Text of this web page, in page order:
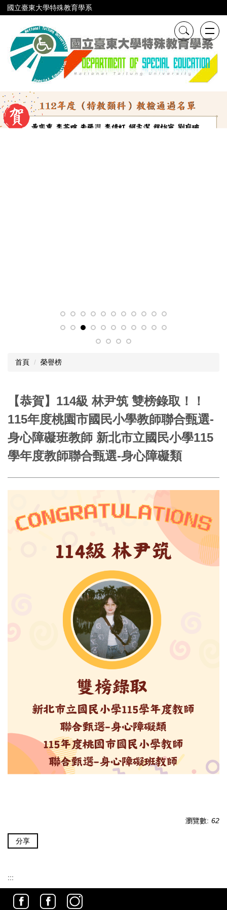
跳
到
內
容
國立臺東大學特殊教育學系
首頁 榮譽榜
【恭賀】114級 林尹筑 雙榜錄取！！
115年度桃園市國民小學教師聯合甄選-
身心障礙班教師 新北市立國民小學115
學年度教師聯合甄選-身心障礙類
瀏覽數: 62
分享
:::